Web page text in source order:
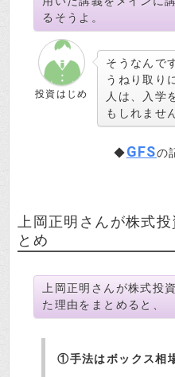
るそうよ。
投資はじめ
そうなんで
うねり取り
人は、入学
もしれませ
◆GFSの
上岡正明さんが株式
とめ
上岡正明さんが株式投
た理由をまとめると、
①手法はボックス相